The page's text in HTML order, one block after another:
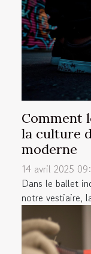
Comment
la culture
moderne
14 avril 2025
Dans le ballet
notre vestiaire,